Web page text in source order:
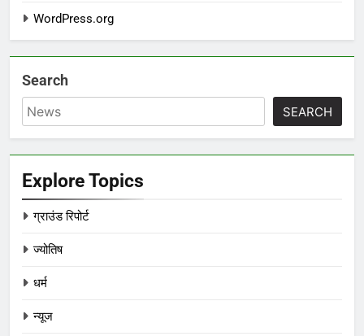
WordPress.org
Search
SEARCH
Explore Topics
ग्राउंड रिपोर्ट
ज्योतिष
धर्म
न्यूज